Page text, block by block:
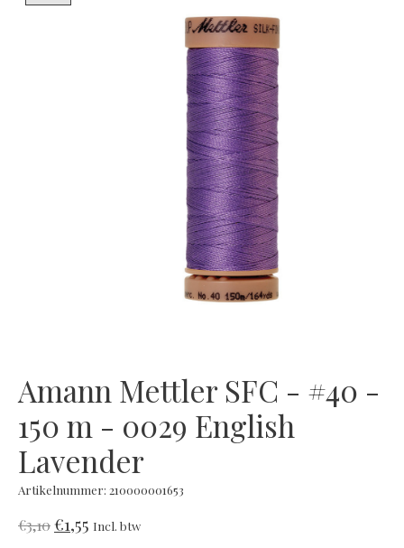
Amann Mettler SFC - #40 -
150 m - 0029 English
Lavender
Artikelnummer: 210000001653
€3,10€1,55 Incl. btw